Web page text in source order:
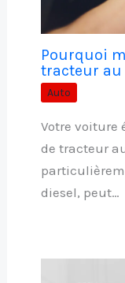
Pourquoi
tracteur au
Auto
Votre voiture
de tracteur
diesel, peut…